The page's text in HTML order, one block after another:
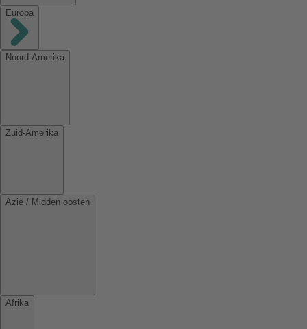
Europa
Noord-Amerika
Zuid-Amerika
Azië / Midden oosten
Afrika